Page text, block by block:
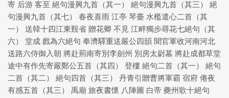
寄 后游 客至 絕句漫興九首（其一） 絕句漫興九首（其三） 絕
句漫興九首（其七） 春夜喜雨 江亭 琴臺 水檻遣心二首（其
一） 送韓十四江東覲省 贈花卿 不見 江畔獨步尋花七絕句（其
六） 堂成 戲為六絕句 奉濟驛重送嚴公四韻 聞官軍收河南河北
送路六侍御入朝 將赴荊南寄別李劍州 別房太尉墓 將赴成都草堂
途中有作先寄嚴鄭公五首（其四） 登樓 絕句二首（其一） 絕句
二首（其二） 絕句四首（其三） 丹青引贈曹將軍霸 宿府 倦夜
有感五首（其三） 禹廟 旅夜書懷 八陣圖 白帝 夔州歌十絕句